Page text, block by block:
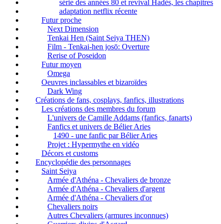
série des années 80 et revival Hadès, les chapitres
adaptation netflix récente
Futur proche
Next Dimension
Tenkai Hen (Saint Seiya THEN)
Film - Tenkai-hen josō: Overture
Rerise of Poseidon
Futur moyen
Omega
Oeuvres inclassables et bizaroïdes
Dark Wing
Créations de fans, cosplays, fanfics, illustrations
Les créations des membres du forum
L'univers de Camille Addams (fanfics, fanarts)
Fanfics et univers de Bélier Aries
1490 - une fanfic par Bélier Aries
Projet : Hypermythe en vidéo
Décors et customs
Encyclopédie des personnages
Saint Seiya
Armée d'Athéna - Chevaliers de bronze
Armée d'Athéna - Chevaliers d'argent
Armée d'Athéna - Chevaliers d'or
Chevaliers noirs
Autres Chevaliers (armures inconnues)